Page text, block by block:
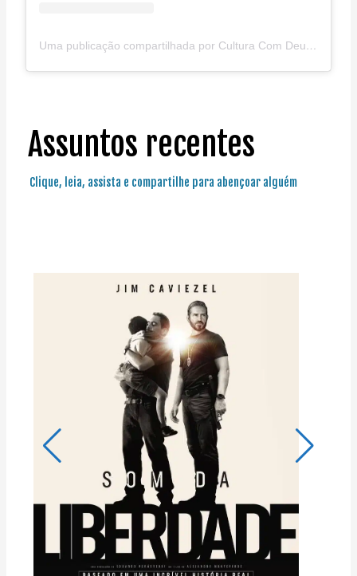
Uma publicação compartilhada por Cultura Com Deus (@culturacomdeus)
Assuntos recentes
Clique, leia, assista e compartilhe para abençoar alguém